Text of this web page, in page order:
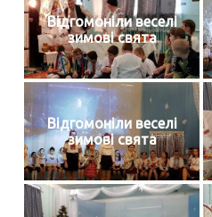
Відгомоніли веселі
зимові свята
Відгомоніли веселі
зимові свята